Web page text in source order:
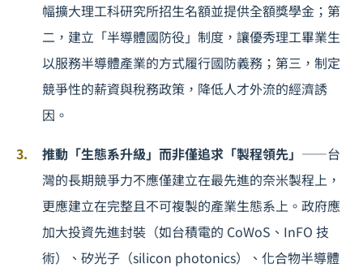
幅擴大理工科研究所招生名額並提供全額獎學金；第
二，建立「半導體國防役」制度，讓優秀理工畢業生
以服務半導體產業的方式履行國防義務；第三，制定
競爭性的薪資與稅務政策，降低人才外流的經濟誘
因。
推動「生態系升級」而非僅追求「製程領先」 ——台
灣的長期競爭力不應僅建立在最先進的奈米製程上，
更應建立在完整且不可複製的產業生態系上。政府應
加大投資先進封裝（如台積電的 CoWoS、InFO 技
術）、矽光子（silicon photonics）、化合物半導體